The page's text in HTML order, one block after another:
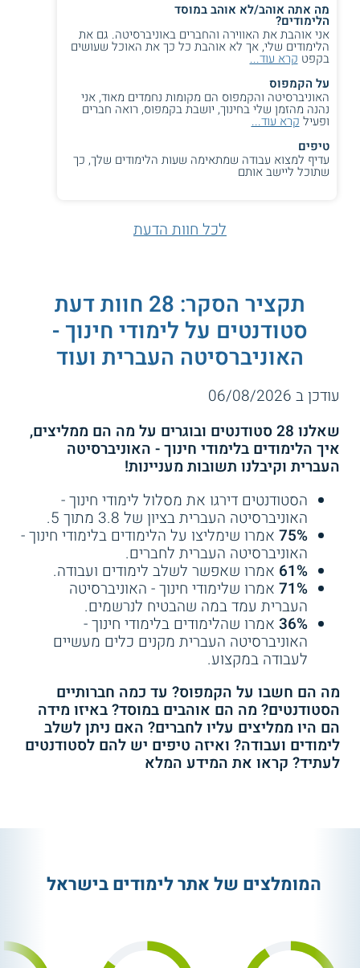
מה אתה אוהב/לא אוהב במוסד
הלימודים?
אני אוהבת את האווירה והחברים באוניברסיטה. גם את
הלימודים שלי, אך לא אוהבת כל כך את האוכל שעושים
בקפט קרא עוד...
על הקמפוס
האוניברסיטה והקמפוס הם מקומות נחמדים מאוד, אני
נהנה מהזמן שלי בחינוך, יושבת בקמפוס, רואה חברים
ופעיל קרא עוד...
טיפים
עדיף למצוא עבודה שמתאימה שעות הלימודים שלך, כך
שתוכל ליישב אותם
לכל חוות הדעת
תקציר הסקר: 28 חוות דעת
סטודנטים על לימודי חינוך -
האוניברסיטה העברית ועוד
עודכן ב 06/08/2026
שאלנו 28 סטודנטים ובוגרים על מה הם ממליצים,
איך הלימודים בלימודי חינוך - האוניברסיטה
העברית וקיבלנו תשובות מעניינות!
הסטודנטים דירגו את מסלול לימודי חינוך -
האוניברסיטה העברית בציון של 3.8 מתוך 5.
75% אמרו שימליצו על הלימודים בלימודי חינוך -
האוניברסיטה העברית לחברים.
61% אמרו שאפשר לשלב לימודים ועבודה.
71% אמרו שלימודי חינוך - האוניברסיטה
העברית עמד במה שהבטיח לנרשמים.
36% אמרו שהלימודים בלימודי חינוך -
האוניברסיטה העברית מקנים כלים מעשיים
לעבודה במקצוע.
מה הם חשבו על הקמפוס? עד כמה חברותיים
הסטודנטים? מה הם אוהבים במוסד? באיזו מידה
הם היו ממליצים עליו לחברים? האם ניתן לשלב
לימודים ועבודה? ואיזה טיפים יש להם לסטודנטים
לעתיד? קראו את המידע המלא
המומלצים של אתר לימודים בישראל